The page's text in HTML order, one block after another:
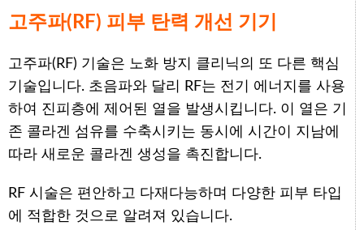
고주파(RF) 피부 탄력 개선 기기
고주파(RF) 기술은 노화 방지 클리닉의 또 다른 핵심
기술입니다. 초음파와 달리 RF는 전기 에너지를 사용
하여 진피층에 제어된 열을 발생시킵니다. 이 열은 기
존 콜라겐 섬유를 수축시키는 동시에 시간이 지남에
따라 새로운 콜라겐 생성을 촉진합니다.
RF 시술은 편안하고 다재다능하며 다양한 피부 타입
에 적합한 것으로 알려져 있습니다.